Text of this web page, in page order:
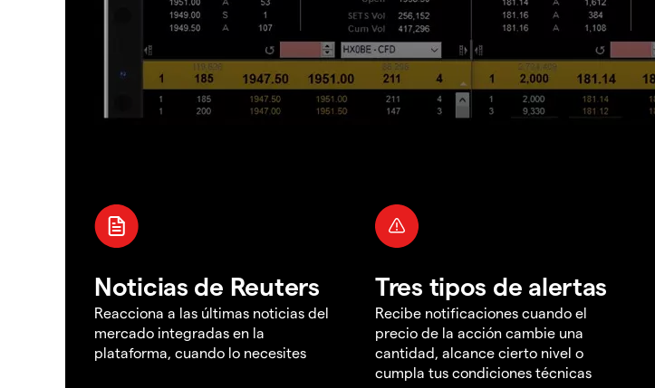
Noticias de Reuters
Reacciona a las últimas noticias del
mercado integradas en la
plataforma, cuando lo necesites
Tres tipos de alertas
Recibe notificaciones cuando el
precio de la acción cambie una
cantidad, alcance cierto nivel o
cumpla tus condiciones técnicas